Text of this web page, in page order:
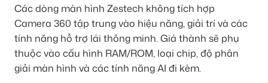
Các dòng màn hình Zestech không tích hợp
Camera 360 tập trung vào hiệu năng, giải trí và các
tính năng hỗ trợ lái thông minh. Giá thành sẽ phụ
thuộc vào cấu hình RAM/ROM, loại chip, độ phân
giải màn hình và các tính năng AI đi kèm.